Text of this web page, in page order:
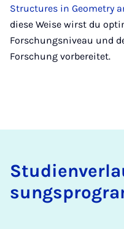
Structures in Geometry
diese Weise wirst du
Forschungsniveau und
Forschung vorbereitet.